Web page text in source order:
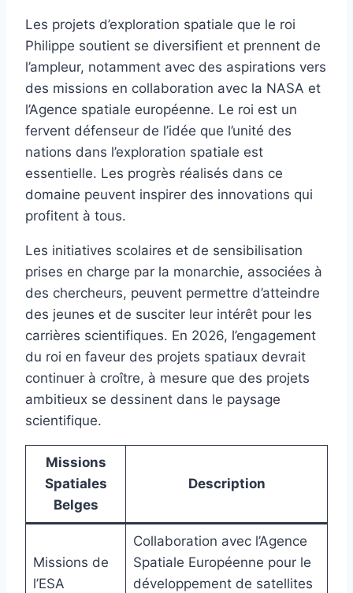
Les projets d’exploration spatiale que le roi
Philippe soutient se diversifient et prennent de
l’ampleur, notamment avec des aspirations vers
des missions en collaboration avec la NASA et
l’Agence spatiale européenne. Le roi est un
fervent défenseur de l’idée que l’unité des
nations dans l’exploration spatiale est
essentielle. Les progrès réalisés dans ce
domaine peuvent inspirer des innovations qui
profitent à tous.
Les initiatives scolaires et de sensibilisation
prises en charge par la monarchie, associées à
des chercheurs, peuvent permettre d’atteindre
des jeunes et de susciter leur intérêt pour les
carrières scientifiques. En 2026, l’engagement
du roi en faveur des projets spatiaux devrait
continuer à croître, à mesure que des projets
ambitieux se dessinent dans le paysage
scientifique.
Missions
Spatiales
Belges
Description
Missions de
l’ESA
Collaboration avec l’Agence
Spatiale Européenne pour le
développement de satellites